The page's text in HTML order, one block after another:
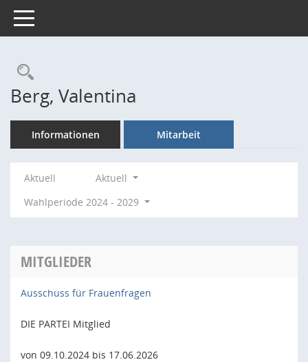
Toggle navigation
Rechercheauswahl
Berg, Valentina
Informationen Mitarbeit
Aktuell
Aktuell
Wahlperiode 2024 - 2029
MITGLIEDER
Ausschuss für Frauenfragen
DIE PARTEI Mitglied
von 09.10.2024 bis 17.06.2026